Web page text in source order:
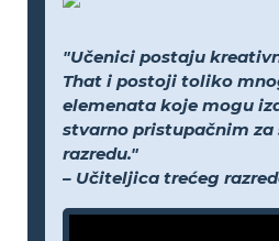
"Učenici postaju
That i postoji toliko
elemenata koje mogu
stvarno pristupačnim za
razredu."
– Učiteljica trećeg